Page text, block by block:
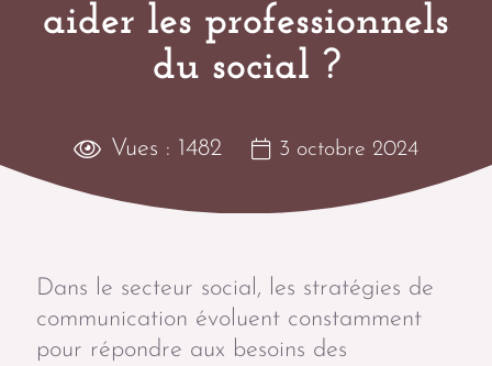
aider les professionnels
du social ?
Vues : 1482 3 octobre 2024
Dans le secteur social, les stratégies de
communication évoluent constamment
pour répondre aux besoins des